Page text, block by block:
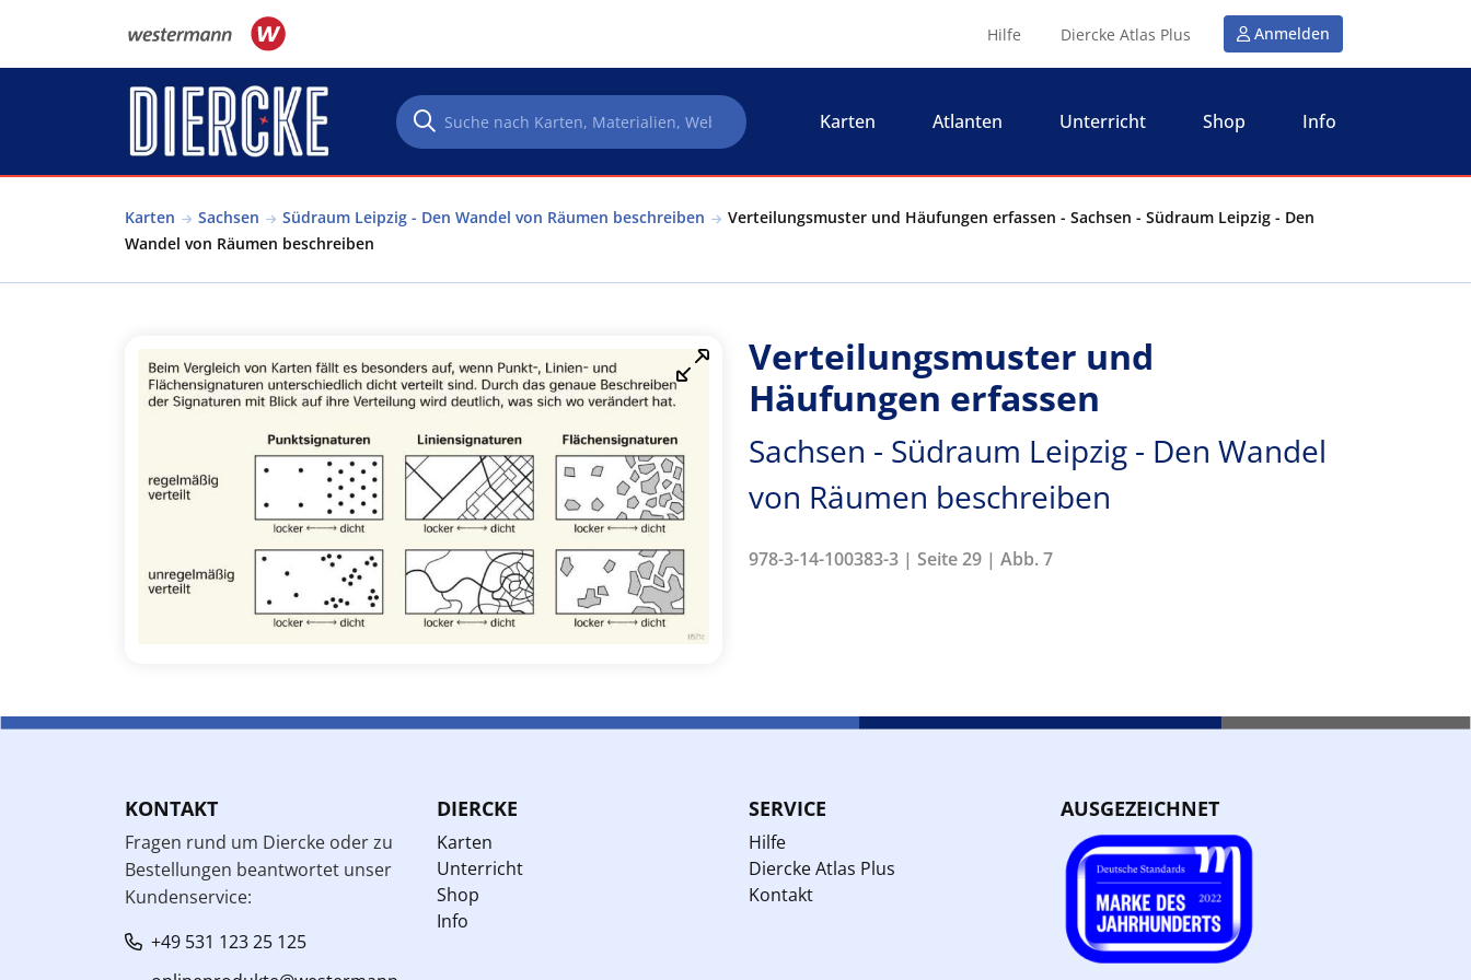
Hilfe Diercke Atlas Plus Anmelden
Karten Atlanten Unterricht Shop Info
Karten Sachsen Südraum Leipzig - Den Wandel von Räumen beschreiben
Verteilungsmuster und Häufungen erfassen - Sachsen - Südraum Leipzig - Den
Wandel von Räumen beschreiben
Verteilungsmuster und
Häufungen erfassen
Sachsen - Südraum Leipzig - Den Wandel
von Räumen beschreiben
978-3-14-100383-3 | Seite 29 | Abb. 7
KONTAKT
Fragen rund um Diercke oder zu
Bestellungen beantwortet unser
Kundenservice:
+49 531 123 25 125
DIERCKE
Karten
Unterricht
Shop
Info
SERVICE
Hilfe
Diercke Atlas Plus
Kontakt
AUSGEZEICHNET